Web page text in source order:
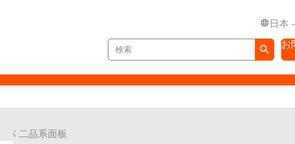
日本
お
ノバ 二品系面板